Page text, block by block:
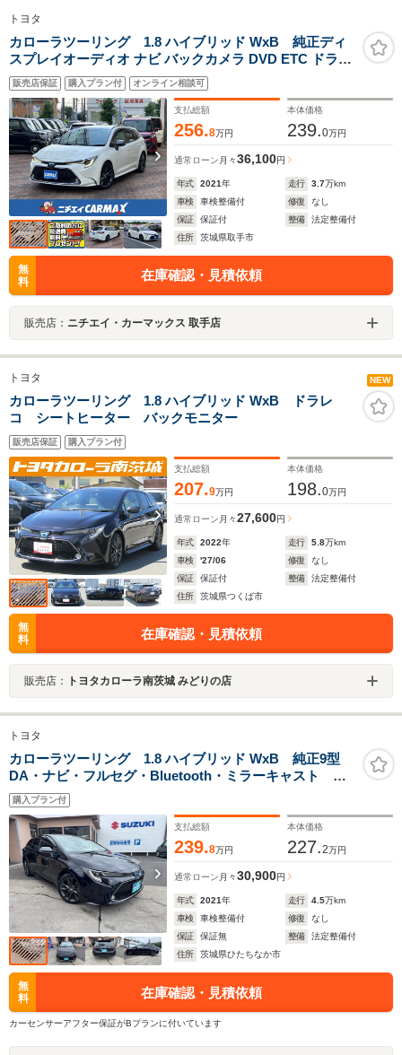
トヨタ
カローラツーリング 1.8 ハイブリッド WxB 純正ディ
スプレイオーディオ ナビ バックカメラ DVD ETC ドライ
ブレコーダー レーダークルーズコントロール 衝突軽減ブ
レーキ 純正アルミホイール ルーフレール HUD ハーフレ
ザーシート LED
販売店保証 購入プラン付 オンライン相談可
支払総額
256.8万円
本体価格
239.0万円
通常ローン 月々36,100円
年式 2021年 走行 3.7万km
車検
車検整備付 修復
なし
保証
保証付 整備
法定整備付
住所
茨城県取手市
無
料
在庫確認・見積依頼
販売店： ニチエイ・カーマックス 取手店
トヨタ NEW
カローラツーリング 1.8 ハイブリッド WxB ドラレ
コ シートヒーター バックモニター
販売店保証 購入プラン付
支払総額
207.9万円
本体価格
198.0万円
通常ローン 月々27,600円
年式 2022年 走行 5.8万km
車検
'27/06 修復
なし
保証
保証付 整備
法定整備付
住所
茨城県つくば市
無
料
在庫確認・見積依頼
販売店： トヨタカローラ南茨城 みどりの店
トヨタ
カローラツーリング 1.8 ハイブリッド WxB 純正9型
DA・ナビ・フルセグ・Bluetooth・ミラーキャスト バ
ックカメラ トヨタセーフティーセンス ドライブレコ
ーダー前後 SBSM ハーフレザーシート LEDヘッド
ライト LEDフォグランプ パドルシフト
購入プラン付
支払総額
239.8万円
本体価格
227.2万円
通常ローン 月々30,900円
年式 2021年 走行 4.5万km
車検
車検整備付 修復
なし
保証
保証無 整備
法定整備付
住所
茨城県ひたちなか市
無
料
在庫確認・見積依頼
カーセンサーアフター保証がBプランに付いています